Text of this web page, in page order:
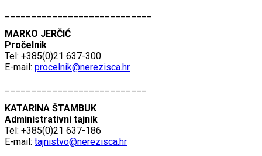
MARKO JERČIĆ
Pročelnik
Tel: +385(0)21 637-300
E-mail: procelnik@nerezisca.hr
KATARINA ŠTAMBUK
Administrativni tajnik
Tel: +385(0)21 637-186
E-mail: tajnistvo@nerezisca.hr